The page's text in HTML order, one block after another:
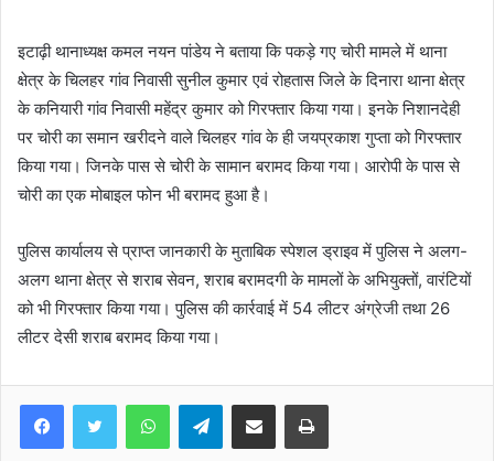
इटाढ़ी थानाध्यक्ष कमल नयन पांडेय ने बताया कि पकड़े गए चोरी मामले में थाना
क्षेत्र के चिलहर गांव निवासी सुनील कुमार एवं रोहतास जिले के दिनारा थाना क्षेत्र
के कनियारी गांव निवासी महेंद्र कुमार को गिरफ्तार किया गया। इनके निशानदेही
पर चोरी का समान खरीदने वाले चिलहर गांव के ही जयप्रकाश गुप्ता को गिरफ्तार
किया गया। जिनके पास से चोरी के सामान बरामद किया गया। आरोपी के पास से
चोरी का एक मोबाइल फोन भी बरामद हुआ है।
पुलिस कार्यालय से प्राप्त जानकारी के मुताबिक स्पेशल ड्राइव में पुलिस ने अलग-
अलग थाना क्षेत्र से शराब सेवन, शराब बरामदगी के मामलों के अभियुक्तों, वारंटियों
को भी गिरफ्तार किया गया। पुलिस की कार्रवाई में 54 लीटर अंग्रेजी तथा 26
लीटर देसी शराब बरामद किया गया।
Telegram